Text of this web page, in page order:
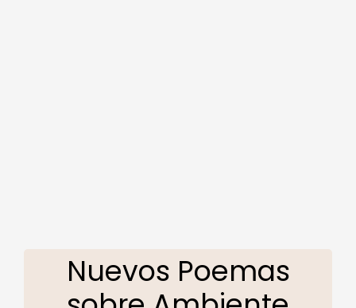
Nuevos Poemas